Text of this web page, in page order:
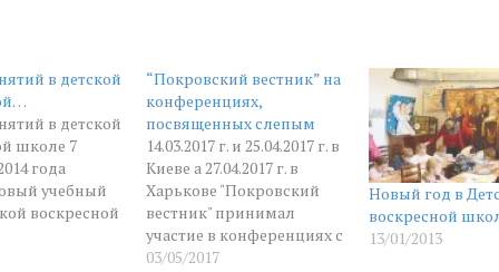
в детской
в детской
школе 7
года
учебный
воскресной
“Покровский вестник” на
конференциях,
посвященных слепым
14.03.2017 г. и 25.04.2017 г. в
Киеве а 27.04.2017 г. в
Харькове "Покровский
вестник" принимал
участие в конференциях с
темой доклада "Тема
03/05/2017
Новый год в
воскресной
13/01/2013